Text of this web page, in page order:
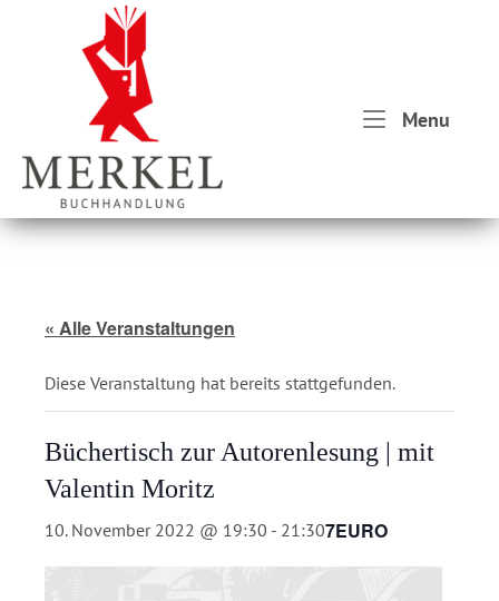
Menu
« Alle Veranstaltungen
Diese Veranstaltung hat bereits stattgefunden.
Büchertisch zur Autorenlesung | mit
Valentin Moritz
10. November 2022 @ 19:30 - 21:307EURO